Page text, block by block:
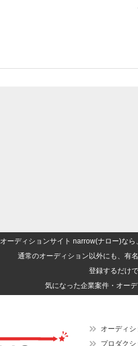
オーディションサイト narrow(ナロー)な
通常のオーディション以外にも、有
登録するだけ
気になった企業案件・オー
オーディシ
プロダクシ